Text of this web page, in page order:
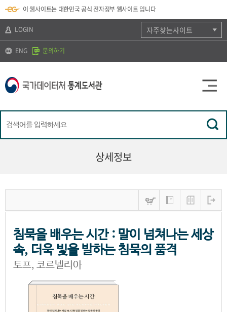
바
로
기
가
기
k
t
)
바
로
기
보
바
가
기
이 웹사이트는 대한민국 공식 전자정부 웹사이트 입니다
LOGIN
ENG 문의하기
자주찾는사이트
상세정보
침묵을 배우는 시간 : 말이 넘쳐나는 세상
속, 더욱 빛을 발하는 침묵의 품격
토프, 코르넬리아